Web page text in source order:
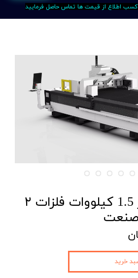
کسب اطلاع از قیمت ها تماس حاصل فرمایید
برش لیزر فایبر 1.5 کیلووات فلزات ۲
خرید